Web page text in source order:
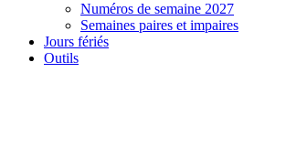
Numéros de semaine 2027
Semaines paires et impaires
Jours fériés
Outils